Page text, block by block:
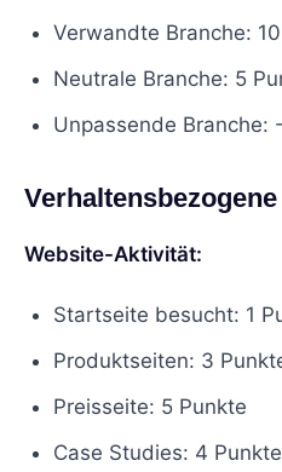
Verwandte Branche:
Neutrale Branche: 5
Unpassende Branche:
Website-Aktivität:
Startseite besucht: 1
Produktseiten: 3
Preisseite: 5 Punkte
Case Studies: 4 Punkte